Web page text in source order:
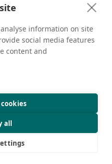
information on site
social media features
content and
all